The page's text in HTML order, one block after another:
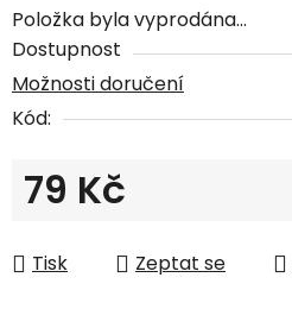
Položka byla vyprodána…
Dostupnost
Možnosti doručení
Kód:
79 Kč
Tisk
Zeptat se